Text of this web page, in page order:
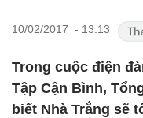
10/02/2017 - 13:13
Trong cuộc điện
Tập Cận Bình,
biết Nhà Trắng sẽ